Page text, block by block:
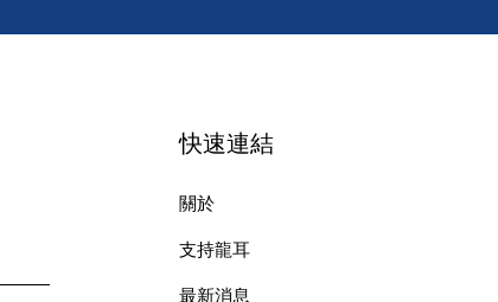
快速連結
關於
支持龍耳
最新消息